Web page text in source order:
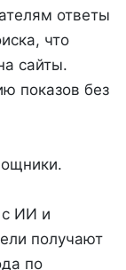
ответы
что
сайты.
показов без
с ИИ и
получают
по